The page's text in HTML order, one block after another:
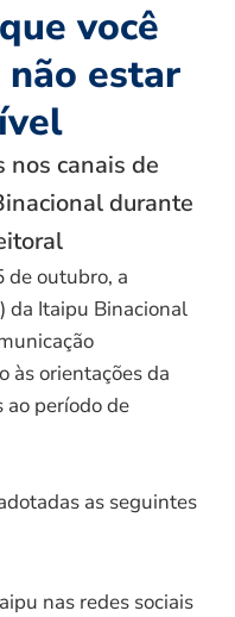
você
estar
nos canais de
durante
de outubro, a
da Itaipu Binacional
às orientações da
período de
as seguintes
nas redes sociais